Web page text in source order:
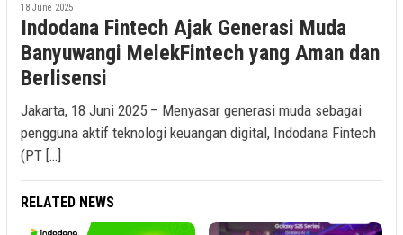
18 June 2025
Indodana Fintech Ajak Generasi Muda
Banyuwangi MelekFintech yang Aman dan
Berlisensi
Jakarta, 18 Juni 2025 – Menyasar generasi muda sebagai
pengguna aktif teknologi keuangan digital, Indodana Fintech
(PT […]
RELATED NEWS